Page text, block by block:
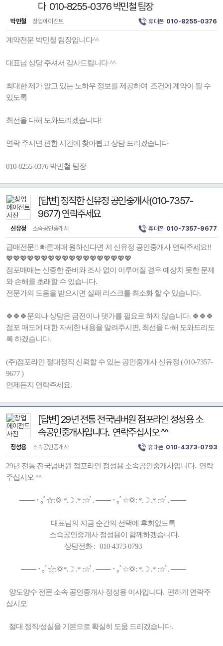
다 010-8255-0376 박민철 팀장
박민철 창업에이전트 휴대폰 010-8255-0376
계약전문 박민철 팀장입니다^^
대표님 상담 주셔서 감사드립니다 ^^
최대한 제가 알고 있는 노하우 정보를 제공하여 조건에 계약이 될 수
있도록
최선을 다해 도와드리겠습니다!
연락 주시면 편한 시간에 찾아뵙고 상담 드리겠습니다
010-8255-0376 박민철 팀장
[답변] 정직한 신유정 공인중개사(010-7357-
9677) 연락주세요
신유정 소속공인중개사 휴대폰 010-7357-9677
급매전문!! 빠른매매 원하신다면 저 신유정 공인중개사 연락주세요!!
💖💖💖💖💖💖💖💖💖💖💖💖💖💖💖💖💖💖
점포매매는 신중한 준비와 조사 없이 이루어질 경우 예상치 못한 문제
와 손해를 초래할 수 있습니다.
전문가의 도움을 받으시면 실패 리스크를 최소화 할 수 있습니다.
🍀🍀🍀문의나 상담은 금전이나 댓가를 필요로 하지 않습니다. 🍀🍀🍀
점포 매도에 대한 자세한 내용을 알려주시면, 최선을 다해 도와드리도
록 하겠습니다.
(주)점포라인 절대정직 신뢰할 수 있는 공인중개사 신유정 ( 010-7357-
9677 )
언제든지 연락주세요.
[답변] 29년 전통 전국넘버원 점포라인 정성용 소
속공인중개사입니다. 연락주십시오 ^^
정성용 소속공인중개사 휴대폰 010-4373-0793
29년 전통 전국넘버원 점포라인 정성용 소속공인중개사입니다. 연락
주십시오 ^^
─── ･ ｡ﾟ☆:💢 *.☽ .* :☆ﾟ. ─── ･ ｡ﾟ☆💢: *.☽ .* :☆ﾟ. ───
대표님의 지금 순간의 선택에 후회없도록
소속공인중개사 정성용이 함께하겠습니다.
상담전화 : 010-4373-0793
─── ･ ｡ﾟ☆:💢*.☽ .* :☆ﾟ. ─── ･ ｡ﾟ☆💢: *.☽ .* :☆ﾟ. ───
양도양수 전문 소속 공인중개사 정성용 이사입니다. 편하게 연락주
십시오
절대 정직/성실을 기본으로 확실히 도움 드리겠습니다.